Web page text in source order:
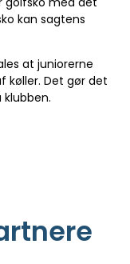
kan sagtens
at juniorerne
køller. Det gør det